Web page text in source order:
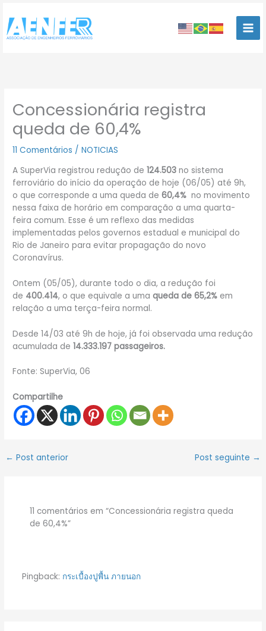
para
conteúdo
Concessionária registra
queda de 60,4%
11 Comentários /NOTICIAS
A SuperVia registrou redução de 124.503no sistema
ferroviário do início da operação de hoje (06/05) até 9h,
o que corresponde a uma queda de60,4% no movimento
nessa faixa de horário em comparação a uma quarta-
feira comum. Esse é um reflexo das medidas
implementadas pelos governos estadual e municipal do
Rio de Janeiro para evitar propagação do novo
Coronavírus.
Ontem (05/05), durante todo o dia, a redução foi
de 400.414, o que equivale a umaqueda de 65,2% em
relação a uma terça-feira normal.
Desde 14/03 até 9h de hoje, já foi observada uma redução
acumulada de 14.333.197 passageiros.
Fonte: SuperVia, 06
Compartilhe
← Post anterior Post seguinte →
11 comentários em “Concessionária registra queda
de 60,4%”
Pingback: กระเบื้องปูพื้น ภายนอก